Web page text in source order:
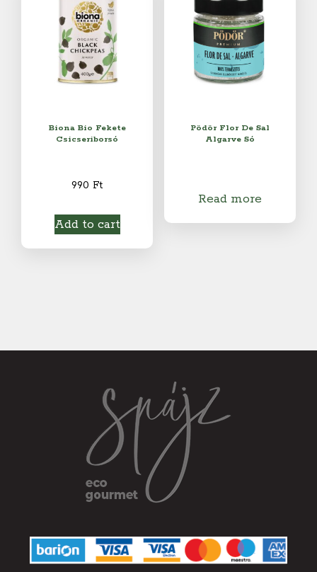
Biona Bio Fekete
Csicseriborsó
990 Ft
Add to cart
Pödör Flor De Sal
Algarve Só
Read more